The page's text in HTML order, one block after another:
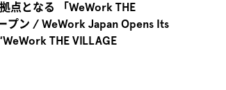
点となる 「WeWork THE
プン / WeWork Japan Opens Its
THE VILLAGE